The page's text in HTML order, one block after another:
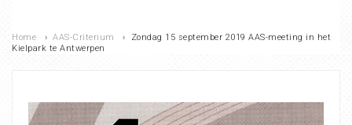
Home › AAS-Criterium ›
Zondag 15 september 2019 AAS-meeting in het
Kielpark te Antwerpen